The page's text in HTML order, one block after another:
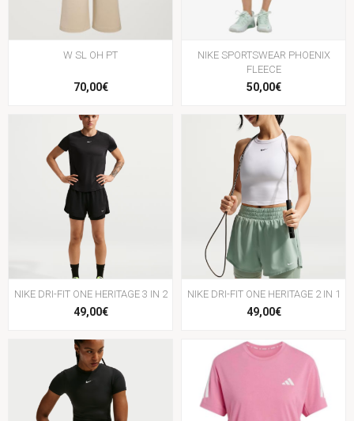
W SL OH PT
70,00€
NIKE SPORTSWEAR PHOENIX
FLEECE
50,00€
NIKE DRI-FIT ONE HERITAGE 3 IN 2
49,00€
NIKE DRI-FIT ONE HERITAGE 2 IN 1
49,00€